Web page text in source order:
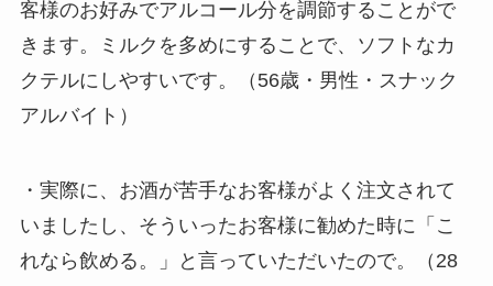
客様のお好みでアルコール分を調節することがで
きます。ミルクを多めにすることで、ソフトなカ
クテルにしやすいです。（56歳・男性・スナック
アルバイト）
・実際に、お酒が苦手なお客様がよく注文されて
いましたし、そういったお客様に勧めた時に「こ
れなら飲める。」と言っていただいたので。（28